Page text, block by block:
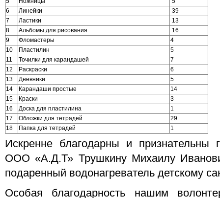
6
Линейки
39
7
Ластики
13
8
Альбомы для рисования
16
9
Фломастеры
4
10
Пластилин
5
11
Точилки для карандашей
7
12
Раскраски
6
13
Дневники
5
14
Карандаши простые
14
15
Краски
3
16
Доска для пластилина
1
17
Обложки для тетрадей
29
18
Папка для тетрадей 1
Искренне благодарны и признательны
ООО «А.Д.Т» Трушкину Михаилу
подаренный водонагреватель детскому
Особая благодарность нашим